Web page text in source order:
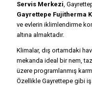
Servis Merkezi,
Gayrettepe Fujitherma
ve evlerin iklimlendirme
altına almaktadır.
Klimalar, dış ortamdaki
mekanda ideal bir nem,
üzere programlanmış
Özellikle Gayrettepe gibi